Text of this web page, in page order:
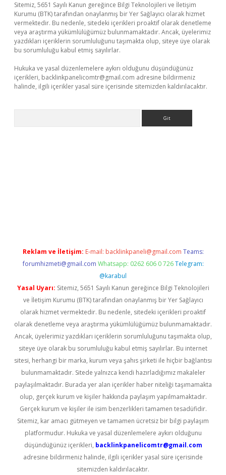
Sitemiz, 5651 Sayılı Kanun gereğince Bilgi Teknolojileri ve İletişim
Kurumu (BTK) tarafından onaylanmış bir Yer Sağlayıcı olarak hizmet
vermektedir. Bu nedenle, sitedeki içerikleri proaktif olarak denetleme
veya araştırma yükümlülüğümüz bulunmamaktadır. Ancak, üyelerimiz
yazdıkları içeriklerin sorumluluğunu taşımakta olup, siteye üye olarak
bu sorumluluğu kabul etmiş sayılırlar.
Hukuka ve yasal düzenlemelere aykırı olduğunu düşündüğünüz
içerikleri, backlinkpanelicomtr@gmail.com adresine bildirmeniz
halinde, ilgili içerikler yasal süre içerisinde sitemizden kaldırılacaktır.
Reklam ve İletişim: E-mail: backlinkpaneli@gmail.com Teams:
forumhizmeti@gmail.com Whatsapp: 0262 606 0 726 Telegram:
@karabul
Yasal Uyarı: Sitemiz, 5651 Sayılı Kanun gereğince Bilgi Teknolojileri
ve İletişim Kurumu (BTK) tarafından onaylanmış bir Yer Sağlayıcı
olarak hizmet vermektedir. Bu nedenle, sitedeki içerikleri proaktif
olarak denetleme veya araştırma yükümlülüğümüz bulunmamaktadır.
Ancak, üyelerimiz yazdıkları içeriklerin sorumluluğunu taşımakta olup,
siteye üye olarak bu sorumluluğu kabul etmiş sayılırlar. Bu internet
sitesi, herhangi bir marka, kurum veya şahıs şirketi ile hiçbir bağlantısı
bulunmamaktadır. Sitede yalnızca kendi hazırladığımız makaleler
paylaşılmaktadır. Burada yer alan içerikler haber niteliği taşımamakta
olup, gerçek kurum ve kişiler hakkında paylaşım yapılmamaktadır.
Gerçek kurum ve kişiler ile isim benzerlikleri tamamen tesadüfidir.
Sitemiz, kar amacı gütmeyen ve tamamen ücretsiz bir bilgi paylaşım
platformudur. Hukuka ve yasal düzenlemelere aykırı olduğunu
düşündüğünüz içerikleri, backlinkpanelicomtr@gmail.com
adresine bildirmeniz halinde, ilgili içerikler yasal süre içerisinde
sitemizden kaldırılacaktır.